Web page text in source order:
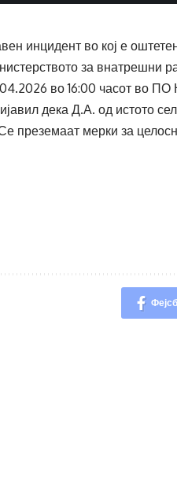
инцидент во кој е
за внатрешни
во 16:00 часот во
дека Д.А. од истото
преземаат мерки за